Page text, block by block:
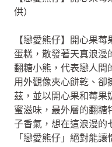
供）
【戀愛熊仔】開心果
蛋糕，散發著天真浪漫
翻糖小熊，代表戀人間
用外觀像夾心餅乾、卻
茲，並以開心果和莓果
蜜滋味，最外層的翻糖
子香氣，想在這浪漫的
「戀愛熊仔」絕對能讓